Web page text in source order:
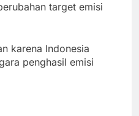
target emisi
karena Indonesia
penghasil emisi